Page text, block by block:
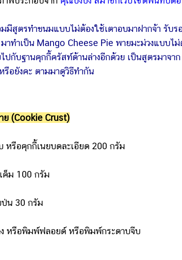
มีสูตรทำขนมแบบไม่ต้องใช้เตาอบมาฝากจ้า รับร
ทำเป็น Mango Cheese Pie พายมะม่วงแบบไ
ปกับฐานคุกกี้ครัสท์ด้านล่างอีกด้วย เป็นสูตรมาจาก
รือยังคะ ตามมาดูวิธีทำกัน
ย (Cookie Crust)
หรือคุกกี้เนยบดละเอียด 200 กรัม
ค็ม 100 กรัม
ป่น 30 กรัม
หรือพิมพ์ฟลอยด์ หรือพิมพ์กระดาบจีบ